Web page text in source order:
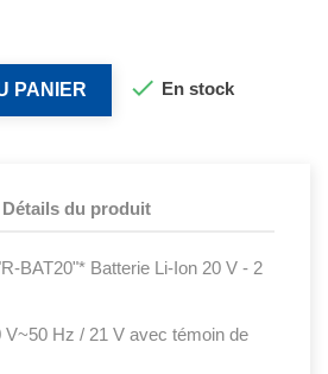
PANIER  En stock
Détails du produit
BAT20"* Batterie Li-Ion 20 V - 2
V~50 Hz / 21 V avec témoin de